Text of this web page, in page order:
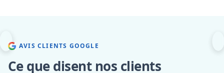
AVIS CLIENTS GOOGLE
Ce que disent nos clients